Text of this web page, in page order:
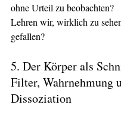
ohne Urteil zu beobachten?
Lehren wir, wirklich zu
gefallen?
5. Der Körper als
Filter, Wahrnehmung
Dissoziation